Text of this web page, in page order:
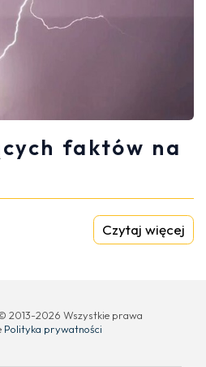
faktów na
Czytaj więcej
2013-2026 Wszystkie prawa
Polityka prywatności